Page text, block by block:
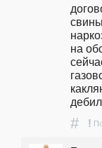
на
# !